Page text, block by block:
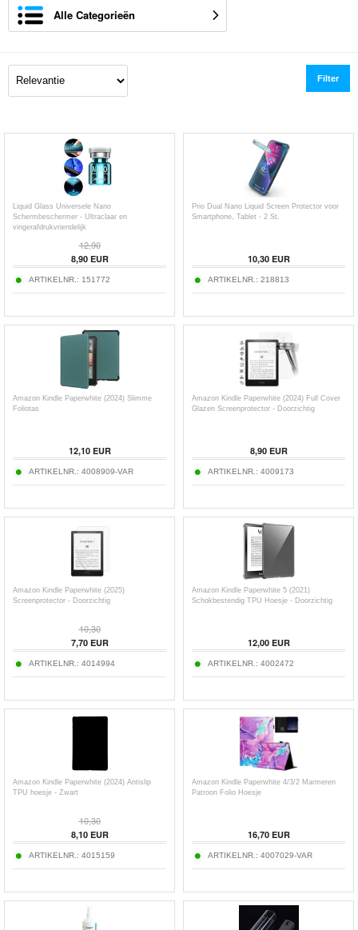
Alle Categorieën
Filter
Liquid Glass Universele Nano
Schermbeschermer - Ultraclaar en
vingerafdrukvriendelijk
12,90
8,90EUR
ARTIKELNR.: 151772
Prio Dual Nano Liquid Screen Protector voor
Smartphone, Tablet - 2 St.
10,30EUR
ARTIKELNR.: 218813
Amazon Kindle Paperwhite (2024) Slimme
Foliotas
12,10EUR
ARTIKELNR.: 4008909-VAR
Amazon Kindle Paperwhite (2024) Full Cover
Glazen Screenprotector - Doorzichtig
8,90EUR
ARTIKELNR.: 4009173
Amazon Kindle Paperwhite (2025)
Screenprotector - Doorzichtig
10,30
7,70EUR
ARTIKELNR.: 4014994
Amazon Kindle Paperwhite 5 (2021)
Schokbestendig TPU Hoesje - Doorzichtig
12,00EUR
ARTIKELNR.: 4002472
Amazon Kindle Paperwhite (2024) Antislip
TPU hoesje - Zwart
10,30
8,10EUR
ARTIKELNR.: 4015159
Amazon Kindle Paperwhite 4/3/2 Marmeren
Patroon Folio Hoesje
16,70EUR
ARTIKELNR.: 4007029-VAR